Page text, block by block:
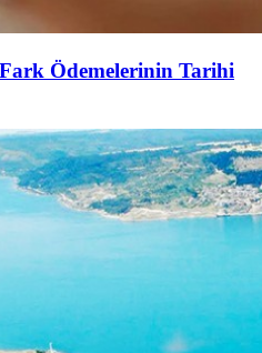
Ödemelerinin Tarihi